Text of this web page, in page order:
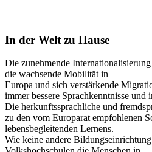
In der Welt zu Hause
Die zunehmende
die wachsende Mobilität in
Europa und sich verstärkende
immer bessere Sprachkenntnisse
Die herkunftssprachliche und
zu den vom Europarat empfohlenen
lebensbegleitenden Lernens.
Wie keine andere